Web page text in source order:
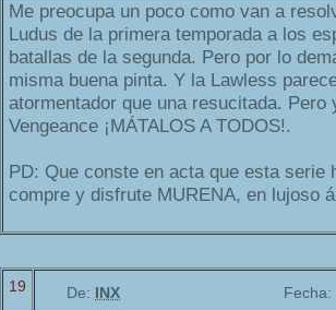
Me preocupa un poco como van a
Ludus de la primera temporada a los
batallas de la segunda. Pero por lo
misma buena pinta. Y la Lawless
atormentador que una resucitada.
Vengeance ¡MÁTALOS A TODOS!.
PD: Que conste en acta que esta serie
compre y disfrute MURENA, en lujoso
19 De: INX Fecha: